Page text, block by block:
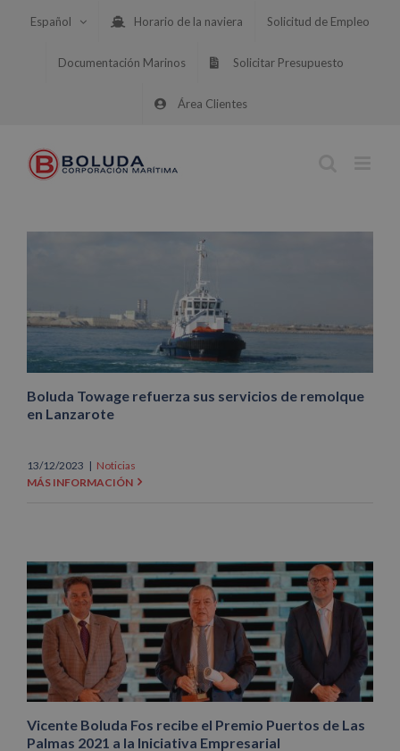
Español Horario de la naviera Solicitud de Empleo
Documentación Marinos Solicitar Presupuesto
Área Clientes
Boluda Towage refuerza sus servicios de remolque
en Lanzarote
13/12/2023 | Noticias
MÁS INFORMACIÓN
Vicente Boluda Fos recibe el Premio Puertos de Las
Palmas 2021 a la Iniciativa Empresarial